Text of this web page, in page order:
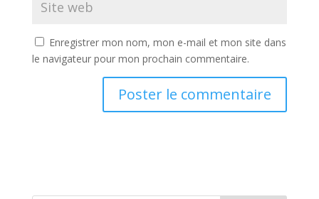
Enregistrer mon nom, mon e-mail et mon site dans
le navigateur pour mon prochain commentaire.